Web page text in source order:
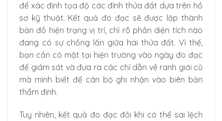
để xác định tọa độ các đỉnh thửa đất dựa trên hồ
sơ kỹ thuật. Kết quả đo đạc sẽ được lập thành
bản đồ hiện trạng vị trí, chỉ rõ phần diện tích nào
đang có sự chồng lấn giữa hai thửa đất. Vì thế,
bạn cần có mặt tại hiện trường vào ngày đo đạc
để giám sát và đưa ra các chỉ dẫn về ranh giới cũ
mà mình biết để cán bộ ghi nhận vào biên bản
thẩm định.
Tuy nhiên, kết quả đo đạc đôi khi có thể sai lệch